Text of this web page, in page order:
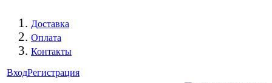
Доставка
Оплата
Контакты
ВходРегистрация